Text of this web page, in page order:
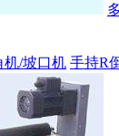
手持R